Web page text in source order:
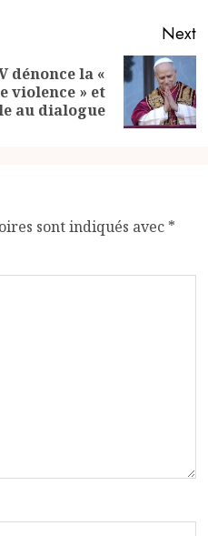
Next
dénonce la «
violence » et
au dialogue
sont indiqués avec *